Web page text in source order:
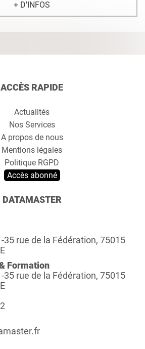
+ D'INFOS
ACCÈS RAPIDE
Actualités
Nos Services
A propos de nous
Mentions légales
Politique RGPD
Accès abonné
DATAMASTER
35 rue de la Fédération, 75015
Formation
35 rue de la Fédération, 75015